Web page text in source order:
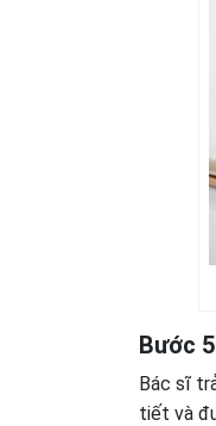
Bước
Bác sĩ
tiết và